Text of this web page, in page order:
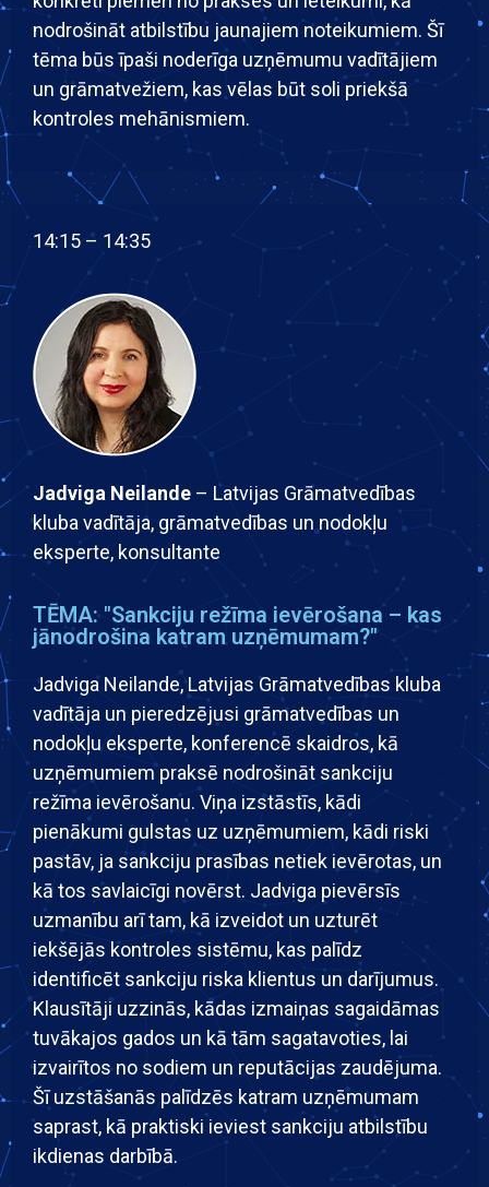
nodrošināt atbilstību jaunajiem noteikumiem. Šī
tēma būs īpaši noderīga uzņēmumu vadītājiem
un grāmatvežiem, kas vēlas būt soli priekšā
kontroles mehānismiem.
14:15 – 14:35
Jadviga Neilande – Latvijas Grāmatvedības
kluba vadītāja, grāmatvedības un nodokļu
eksperte, konsultante
TĒMA: "Sankciju režīma ievērošana – kas
jānodrošina katram uzņēmumam?"
Jadviga Neilande, Latvijas Grāmatvedības kluba
vadītāja un pieredzējusi grāmatvedības un
nodokļu eksperte, konferencē skaidros, kā
uzņēmumiem praksē nodrošināt sankciju
režīma ievērošanu. Viņa izstāstīs, kādi
pienākumi gulstas uz uzņēmumiem, kādi riski
pastāv, ja sankciju prasības netiek ievērotas, un
kā tos savlaicīgi novērst. Jadviga pievērsīs
uzmanību arī tam, kā izveidot un uzturēt
iekšējās kontroles sistēmu, kas palīdz
identificēt sankciju riska klientus un darījumus.
Klausītāji uzzinās, kādas izmaiņas sagaidāmas
tuvākajos gados un kā tām sagatavoties, lai
izvairītos no sodiem un reputācijas zaudējuma.
Šī uzstāšanās palīdzēs katram uzņēmumam
saprast, kā praktiski ieviest sankciju atbilstību
ikdienas darbībā.